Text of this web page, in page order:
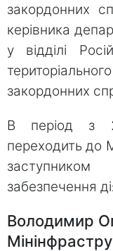
закордонних
керівника
у відділі
закордонних
В період з
переходить до
заступником
забезпечення
Володимир